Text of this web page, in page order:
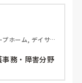
人と会って、
見て素敵だと
ホーム, デイサー
務・障害分野